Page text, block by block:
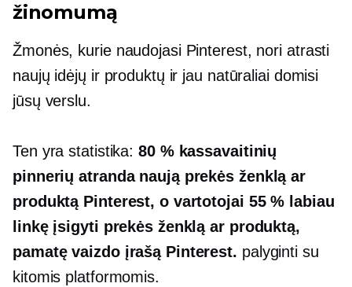
žinomumą
Žmonės, kurie naudojasi Pinterest, nori atrasti
naujų idėjų ir produktų ir jau natūraliai domisi
jūsų verslu.
Ten yra statistika: 80 % kassavaitinių
pinnerių atranda naują prekės ženklą ar
produktą Pinterest, o vartotojai 55 % labiau
linkę įsigyti prekės ženklą ar produktą,
pamatę vaizdo įrašą Pinterest. palyginti su
kitomis platformomis.